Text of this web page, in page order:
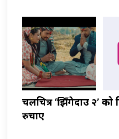
चलचित्र ‘झिँगेदाउ २’
रुचाए